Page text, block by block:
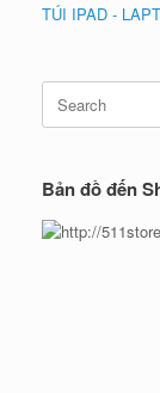
TÚI IPAD -
Search
for:
Bản đồ đến